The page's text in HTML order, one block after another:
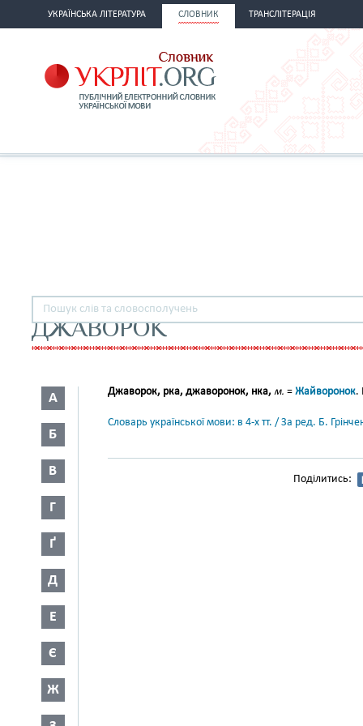
УКРАЇНСЬКА ЛІТЕРАТУРА СЛОВНИК ТРАНСЛІТЕРАЦІЯ
ДЖАВОРОК
А
Б
В
Г
Ґ
Д
Е
Є
Ж
Джаворок, рка, джаворонок, нка, м. = Жайворонок.
Словарь української мови: в 4-х тт. / За ред. Б.
Поділитись: